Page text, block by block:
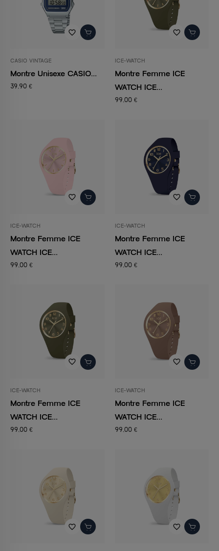
favorite_border
CASIO VINTAGE
Montre Unisexe CASIO...
39,90 €
favorite_border
ICE-WATCH
Montre Femme ICE
WATCH ICE...
99,00 €
favorite_border
ICE-WATCH
Montre Femme ICE
WATCH ICE...
99,00 €
favorite_border
ICE-WATCH
Montre Femme ICE
WATCH ICE...
99,00 €
favorite_border
ICE-WATCH
Montre Femme ICE
WATCH ICE...
99,00 €
favorite_border
ICE-WATCH
Montre Femme ICE
WATCH ICE...
99,00 €
favorite_border favorite_border